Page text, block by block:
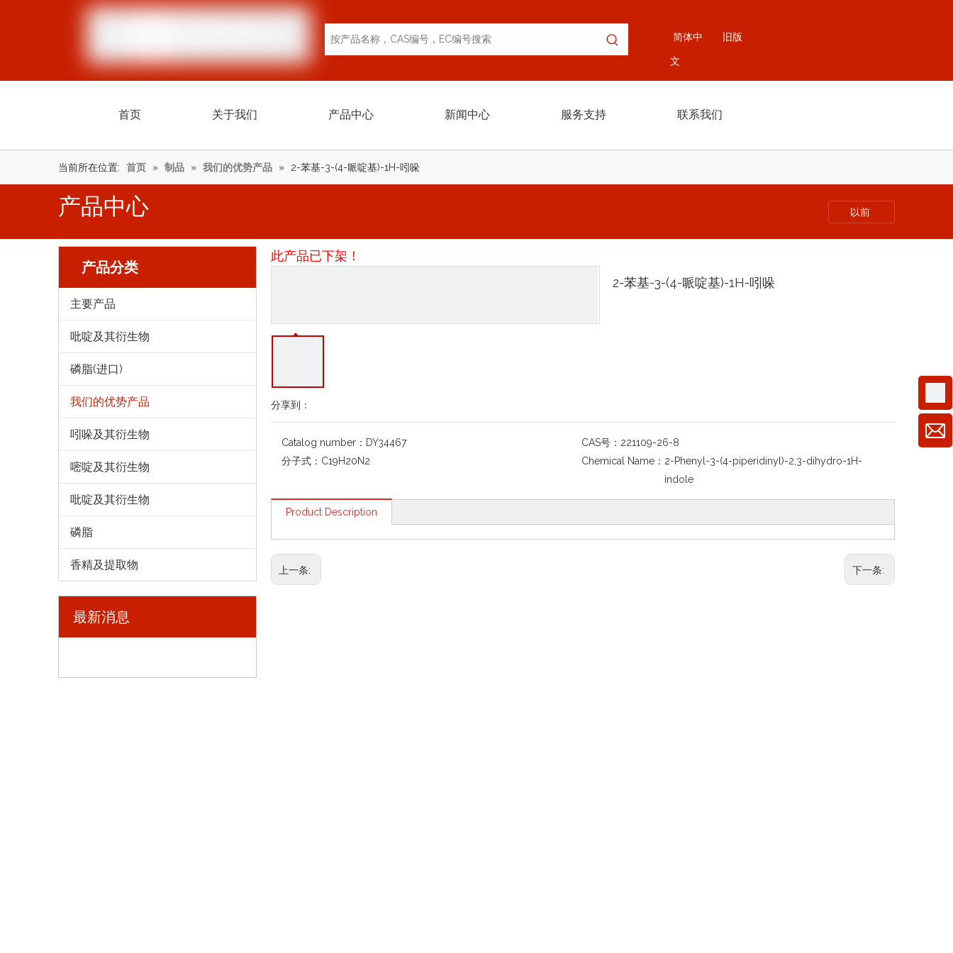
简体中
文
旧版
首页 关于我们 产品中心 新闻中心 服务支持 联系我们
当前所在位置: 首页 » 制品 » 我们的优势产品 » 2-苯基-3-(4-哌啶基)-1H-吲哚
产品中心 以前
产品分类
主要产品
吡啶及其衍生物
磷脂(进口)
我们的优势产品
吲哚及其衍生物
嘧啶及其衍生物
吡啶及其衍生物
磷脂
香精及提取物
最新消息
此产品已下架！
分享到：
2-苯基-3-(4-哌啶基)-1H-吲哚
Catalog number： DY34467 CAS号： 221109-26-8
分子式： C19H20N2 Chemical Name： 2-Phenyl-3-(4-piperidinyl)-2,3-dihydro-1H-
indole
Product Description
上一条: 下一条: